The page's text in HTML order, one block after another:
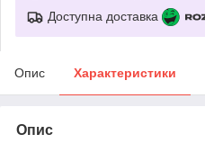
Доступна доставка
Опис Характеристики
Опис